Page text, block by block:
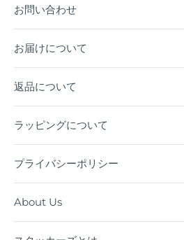
お問い合わせ
お届けについて
返品について
ラッピングについて
プライバシーポリシー
About Us